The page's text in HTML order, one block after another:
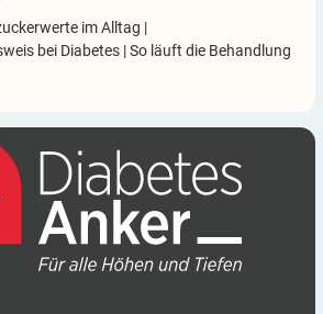
im Alltag |
bei Diabetes |So läuft die Behandlung